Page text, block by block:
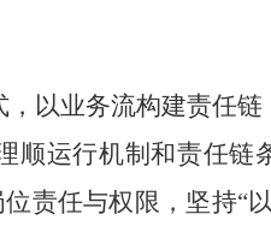
以业务流构建责任
顺运行机制和责任链
责任与权限，坚持“